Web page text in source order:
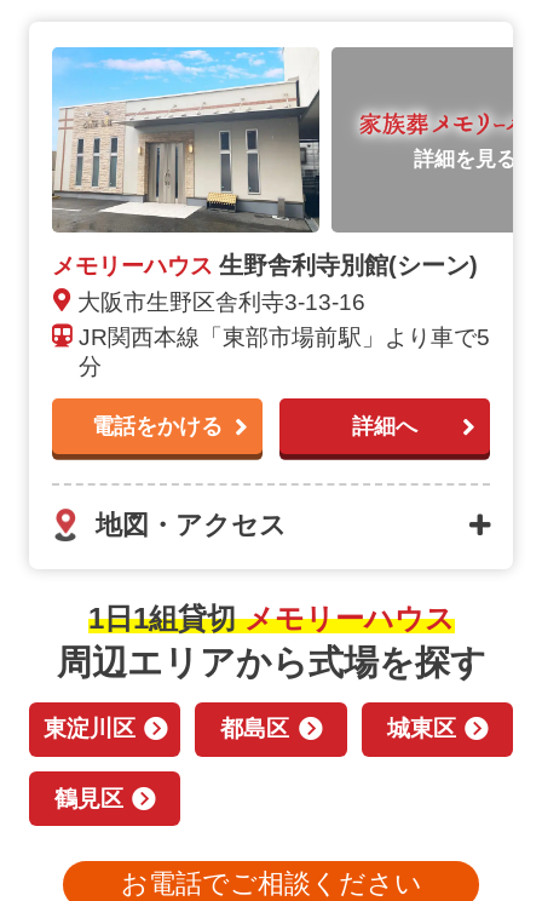
詳細を見る
メモリーハウス 生野舎利寺別館(シーン)
大阪市生野区舎利寺3-13-16
JR関西本線「東部市場前駅」より車で5
分
電話をかける 詳細へ
地図・アクセス
1日1組貸切メモリーハウス
周辺エリアから式場を探す
東淀川区 都島区 城東区
鶴見区
お電話でご相談ください